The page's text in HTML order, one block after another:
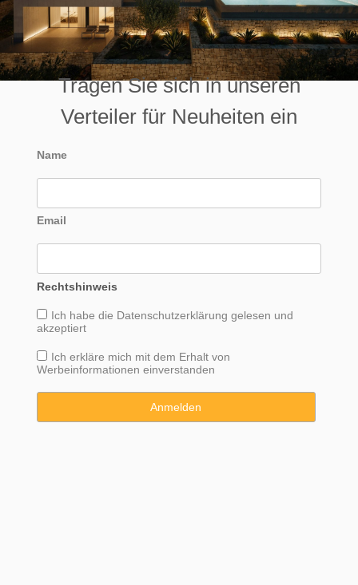
Tragen Sie sich in unseren
Verteiler für Neuheiten ein
Name
Email
Rechtshinweis
Ich habe die Datenschutzerklärung gelesen und
akzeptiert
Ich erkläre mich mit dem Erhalt von
Werbeinformationen einverstanden